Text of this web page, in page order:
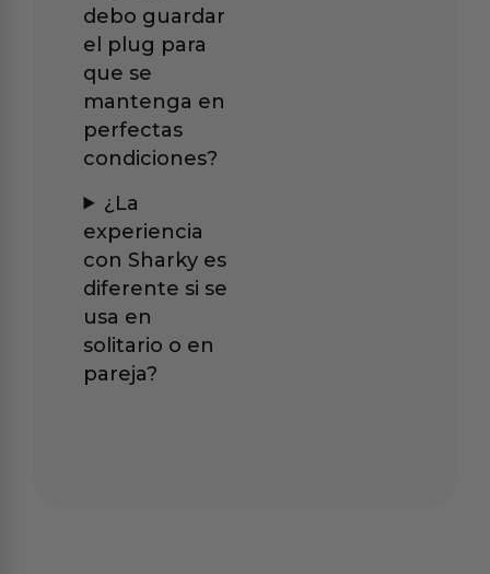
debo guardar
el plug para
que se
mantenga en
perfectas
condiciones?
¿La
experiencia
con Sharky es
diferente si se
usa en
solitario o en
pareja?